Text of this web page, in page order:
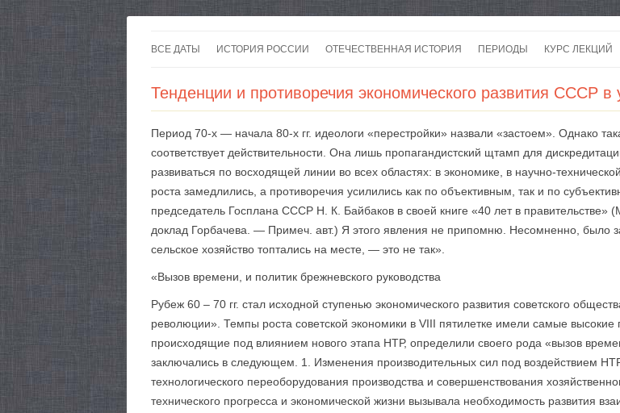
к
ВСЕ ДАТЫ ИСТОРИЯ РОССИИ ОТЕЧЕСТВЕННАЯ ИСТОРИЯ ПЕРИОДЫ КУРС ЛЕКЦИЙ
Тенденции и противоречия экономического развития СССР в
Период 70-х — начала 80-х гг. идеологи «перестройки» назвали «застоем». Однако
соответствует действительности. Она лишь пропагандистский щтамп для
развиваться по восходящей линии во всех областях: в экономике, в научно-
роста замедлились, а противоречия усилились как по объективным, так и по
председатель Госплана СССР Н. К. Байбаков в своей книге «40 лет в
доклад Горбачева. — Примеч. авт.) Я этого явления не припомню. Несомненно, было
сельское хозяйство топтались на месте, — это не так».
«Вызов времени, и политик брежневского руководства
Рубеж 60 – 70 гг. стал исходной ступенью экономического развития советского
революции». Темпы роста советской экономики в VIII пятилетке имели самые высокие
происходящие под влиянием нового этапа НТР, определили своего рода «вызов
заключались в следующем. 1. Изменения производительных сил под воздействием
техноло­гического переоборудования производства и совершенствования
технического прогресса и экономической жизни вызывала необходимость развития